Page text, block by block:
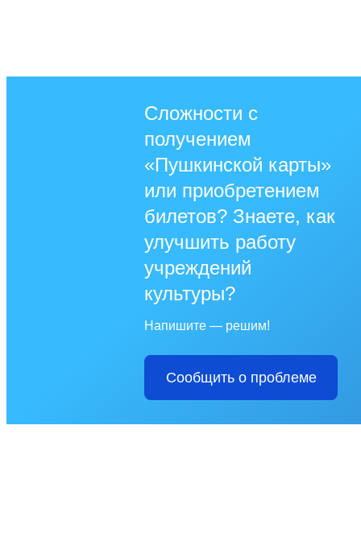
Сложности с
получением
«Пушкинской карты»
или приобретением
билетов? Знаете, как
улучшить работу
учреждений
культуры?
Напишите — решим!
Сообщить о проблеме